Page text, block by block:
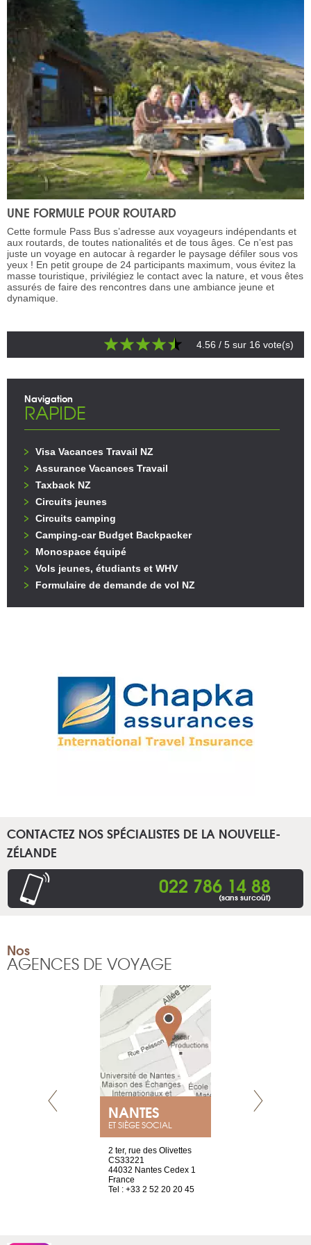
UNE FORMULE POUR ROUTARD
Cette formule Pass Bus s’adresse aux voyageurs indépendants et
aux routards, de toutes nationalités et de tous âges. Ce n’est pas
juste un voyage en autocar à regarder le paysage défiler sous vos
yeux ! En petit groupe de 24 participants maximum, vous évitez la
masse touristique, privilégiez le contact avec la nature, et vous êtes
assurés de faire des rencontres dans une ambiance jeune et
dynamique.
4.56 / 5 sur 16 vote(s)
Navigation
RAPIDE
Visa Vacances Travail NZ
Assurance Vacances Travail
Taxback NZ
Circuits jeunes
Circuits camping
Camping-car Budget Backpacker
Monospace équipé
Vols jeunes, étudiants et WHV
Formulaire de demande de vol NZ
CONTACTEZ NOS SPÉCIALISTES DE LA NOUVELLE-
ZÉLANDE
022 786 14 88
(sans surcoût)
Nos
AGENCES DE VOYAGE
NANTES
ET SIÈGE SOCIAL
2 ter, rue des Olivettes
CS33221
44032 Nantes Cedex 1
France
Tel : +33 2 52 20 20 45